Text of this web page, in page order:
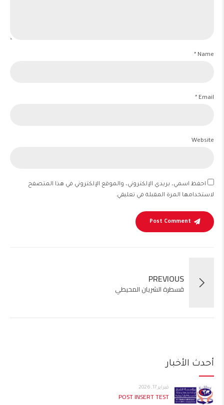
Name *
Email *
Website
احفظ اسمي، بريدي الإلكتروني، والموقع الإلكتروني في هذا المتصفح
لاستخدامها المرة المقبلة في تعليقي.
Post Comment
PREVIOUS
قسطرة الشريان المحيطي
أحدث الأخبار
فبراير 17, 2026
POST INSERT TEST